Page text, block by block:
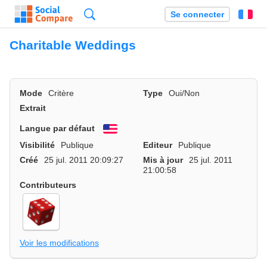
Se connecter
Charitable Weddings
Mode Critère Type
Oui/Non
Extrait
Langue par défaut
English
Visibilité
Publique Editeur
Publique
Créé
25 jul. 2011 20:09:27 Mis à jour
25 jul. 2011
21:00:58
Contributeurs
Voir les modifications